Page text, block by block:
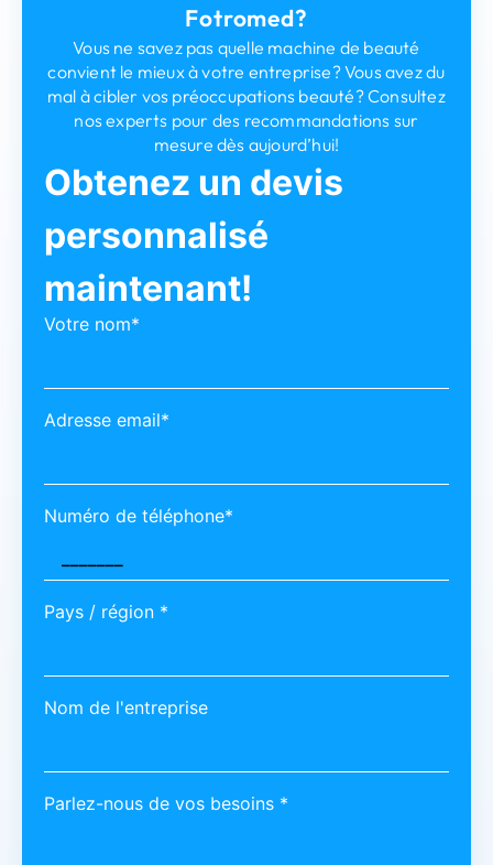
Fotromed?
Vous ne savez pas quelle machine de beauté
convient le mieux à votre entreprise? Vous avez du
mal à cibler vos préoccupations beauté? Consultez
nos experts pour des recommandations sur
mesure dès aujourd’hui!
Obtenez un devis
personnalisé
maintenant!
Votre nom*
Adresse email*
Numéro de téléphone*
Pays / région *
Nom de l'entreprise
Parlez-nous de vos besoins *